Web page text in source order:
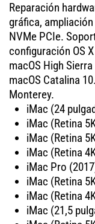
Reparación
gráfica,
NVMe PCIe.
configuración OS
macOS High
macOS Catalina
Monterey.
iMac (24
iMac (Retina
iMac (Retina
iMac (Retina
iMac Pro
iMac (Retina
iMac (Retina
iMac (21,5